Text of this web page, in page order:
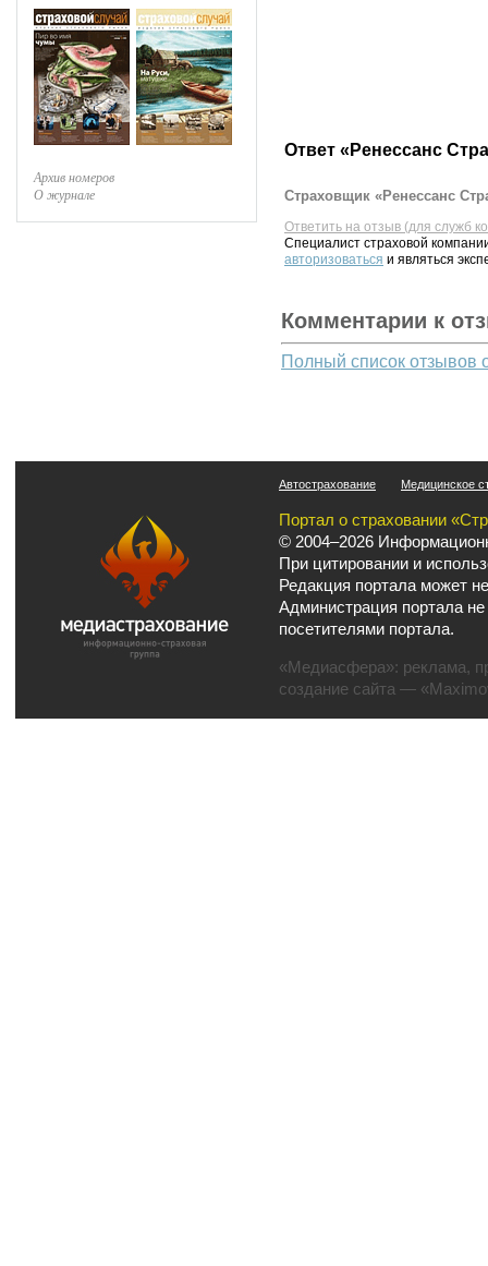
Архив номеров
О журнале
Ответ «Ренессанс
Страховщик «Ренессанс
Ответить на отзыв (для служб
Специалист страховой
авторизоваться и являться
Комментарии к
Полный список отзывов
Автострахование Медицинское
Портал о страховании
© 2004–2026
При цитировании и
Редакция портала может
Администрация портала
посетителями портала.
«Медиасфера»: реклама,
создание сайта —